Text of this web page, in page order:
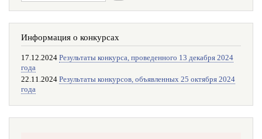
Информация о конкурсах
17.12.2024 Результаты конкурса, проведенного 13 декабря 2024
года
22.11.2024 Результаты конкурсов, объявленных 25 октября 2024
года